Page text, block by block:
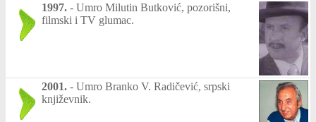
1997. - Umro Milutin Butković, pozorišni,
filmski i TV glumac.
2001. - Umro Branko V. Radičević, srpski
književnik.